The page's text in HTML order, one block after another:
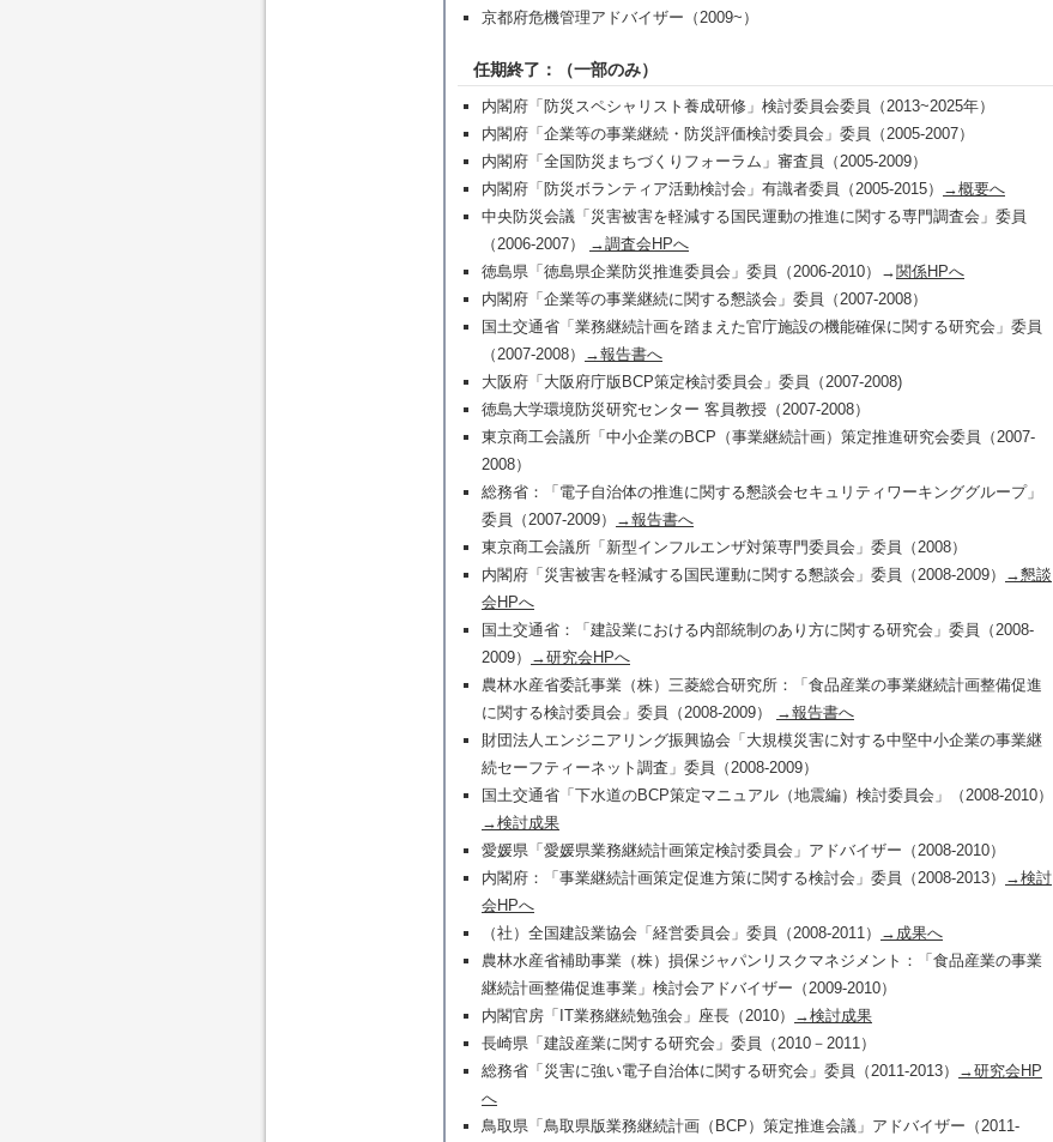
京都府危機管理アドバイザー（2009~）
任期終了：（一部のみ）
内閣府「防災スペシャリスト養成研修」検討委員会委員（2013~2025年）
内閣府「企業等の事業継続・防災評価検討委員会」委員（2005-2007）
内閣府「全国防災まちづくりフォーラム」審査員（2005-2009）
内閣府「防災ボランティア活動検討会」有識者委員（2005-2015）
→概要へ
中央防災会議「災害被害を軽減する国民運動の推進に関する専門調査会」委員
（2006-2007）
→調査会HPへ
徳島県「徳島県企業防災推進委員会」委員（2006-2010）→関係HPへ
内閣府「企業等の事業継続に関する懇談会」委員（2007-2008）
国土交通省「業務継続計画を踏まえた官庁施設の機能確保に関する研究会」委員
（2007-2008）
→報告書へ
大阪府「大阪府庁版BCP策定検討委員会」委員（2007-2008)
徳島大学環境防災研究センター 客員教授（2007-2008）
東京商工会議所「中小企業のBCP（事業継続計画）策定推進研究会委員（2007-
2008）
総務省：「電子自治体の推進に関する懇談会セキュリティワーキンググループ」
委員（2007-2009）
→報告書へ
東京商工会議所「新型インフルエンザ対策専門委員会」委員（2008）
内閣府「災害被害を軽減する国民運動に関する懇談会」委員（2008-2009）
→懇談
会HPへ
国土交通省：「建設業における内部統制のあり方に関する研究会」委員（2008-
2009）
→研究会HPへ
農林水産省委託事業（株）三菱総合研究所：「食品産業の事業継続計画整備促進
に関する検討委員会」委員（2008-2009）
→報告書へ
財団法人エンジニアリング振興協会「大規模災害に対する中堅中小企業の事業継
続セーフティーネット調査」委員（2008-2009）
国土交通省「下水道のBCP策定マニュアル（地震編）検討委員会」（2008-2010）
→検討成果
愛媛県「愛媛県業務継続計画策定検討委員会」アドバイザー（2008-2010）
内閣府：「事業継続計画策定促進方策に関する検討会」委員（2008-2013）
→検討
会HPへ
（社）全国建設業協会「経営委員会」委員（2008-2011）
→成果へ
農林水産省補助事業（株）損保ジャパンリスクマネジメント：「食品産業の事業
継続計画整備促進事業」検討会アドバイザー（2009-2010）
内閣官房「IT業務継続勉強会」座長（2010）
→検討成果
長崎県「建設産業に関する研究会」委員（2010－2011）
総務省「災害に強い電子自治体に関する研究会」委員（2011-2013）
→研究会HP
へ
鳥取県「鳥取県版業務継続計画（BCP）策定推進会議」アドバイザー（2011-